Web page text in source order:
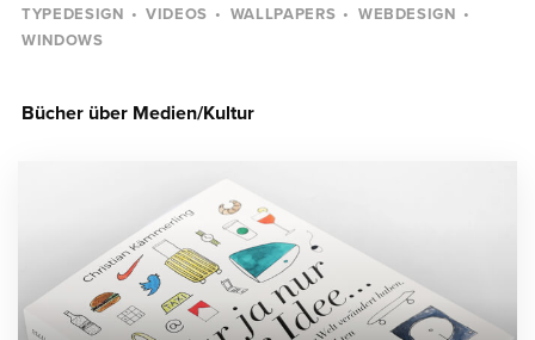
TYPEDESIGN
VIDEOS WALLPAPERS
WEBDESIGN
WINDOWS
Bücher über Medien/Kultur